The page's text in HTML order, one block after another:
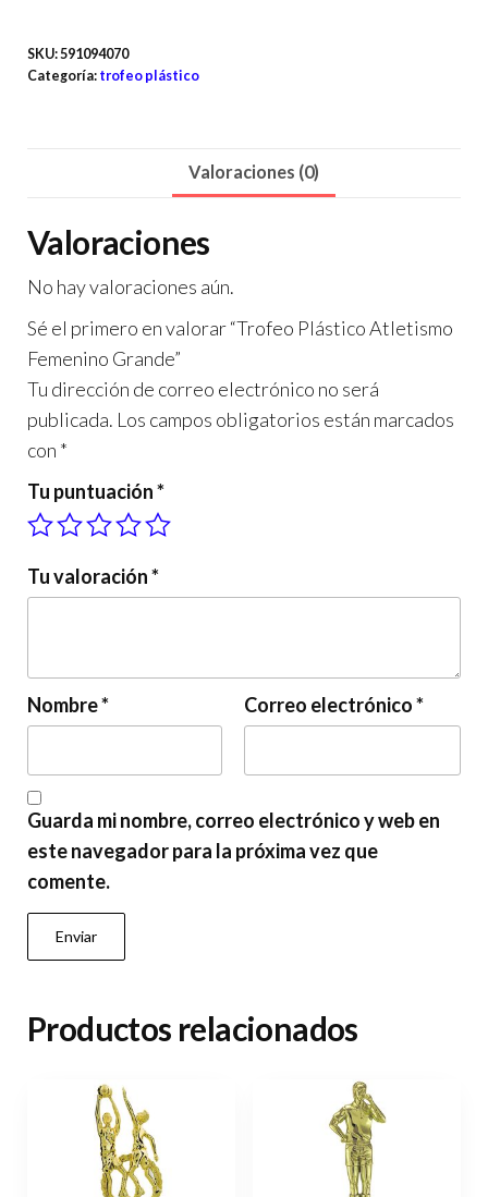
SKU:591094070
Categoría: trofeo plástico
Valoraciones (0)
Valoraciones
No hay valoraciones aún.
Sé el primero en valorar “Trofeo Plástico Atletismo
Femenino Grande”
Tu dirección de correo electrónico no será
publicada. Los campos obligatorios están marcados
con *
Tu puntuación*
Tu valoración*
Nombre* Correo electrónico*
Guarda mi nombre, correo electrónico y web en
este navegador para la próxima vez que
comente.
Productos relacionados